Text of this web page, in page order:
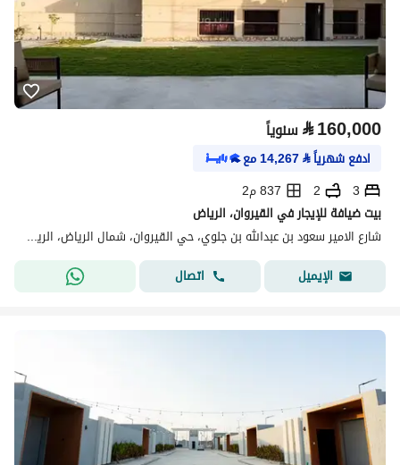
⃁160,000 سنوياً
ادفع شهرياً⃁
14,267مع
3
2
837 م2
بيت ضيافة للإيجار في القيروان، الرياض
شارع الامير سعود بن عبدالله بن جلوي، حي القيروان، شمال الرياض، الرياض
الإيميل
اتصال